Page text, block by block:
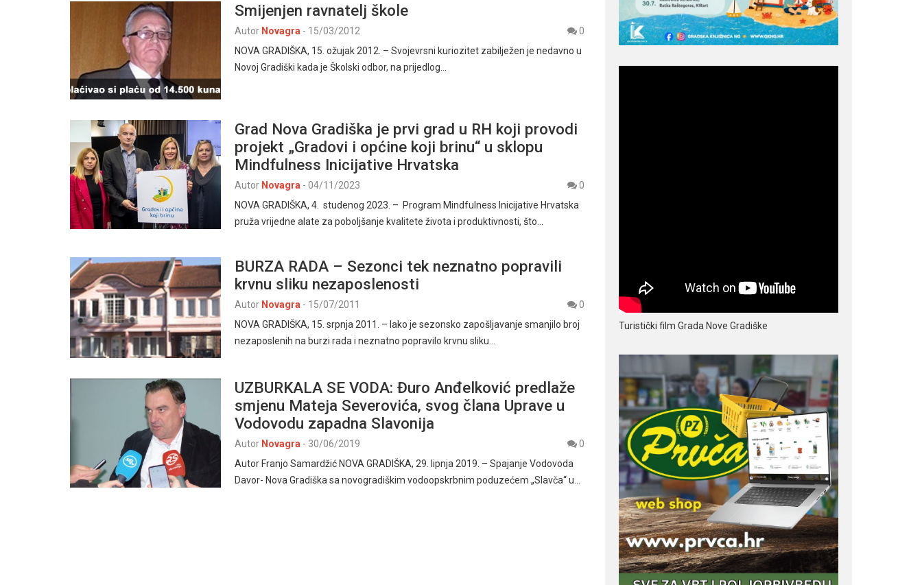
Smijenjen ravnatelj škole
Autor Novagra - 15/03/2012
0
NOVA GRADIŠKA, 15. ožujak 2012. – Svojevrsni kuriozitet zabilježen je nedavno u
Novoj Gradiški kada je Školski odbor, na prijedlog…
Grad Nova Gradiška je prvi grad u RH koji provodi
projekt „Gradovi i općine koji brinu“ u sklopu
Mindfulness Inicijative Hrvatska
Autor Novagra - 04/11/2023
0
NOVA GRADIŠKA, 4. studenog 2023. – Program Mindfulness Inicijative Hrvatska
pruža vrijedne alate za poboljšanje kvalitete života i produktivnosti, što…
BURZA RADA – Sezonci tek neznatno popravili
krvnu sliku nezaposlenosti
Autor Novagra - 15/07/2011
0
NOVA GRADIŠKA, 15. srpnja 2011. – Iako je sezonsko zapošljavanje smanjilo broj
nezaposlenih na burzi rada i neznatno popravilo krvnu sliku…
UZBURKALA SE VODA: Đuro Anđelković predlaže
smjenu Mateja Severovića, svog člana Uprave u
Vodovodu zapadna Slavonija
Autor Novagra - 30/06/2019
0
Autor Franjo Samardžić NOVA GRADIŠKA, 29. lipnja 2019. – Spajanje Vodovoda
Davor- Nova Gradiška sa novogradiškim vodoopskrbnim poduzećem „Slavča“ u…
Turistički film Grada Nove Gradiške